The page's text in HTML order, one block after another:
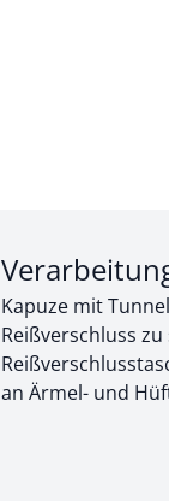
Abschnitt 2 von 3:
Kapuze mit
Reißverschluss
an Ärmel- und